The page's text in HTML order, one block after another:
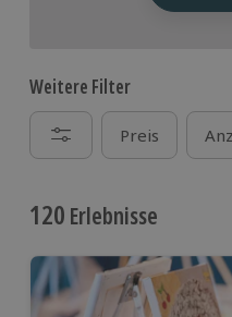
Weitere Filter
Preis
120 Erlebnisse